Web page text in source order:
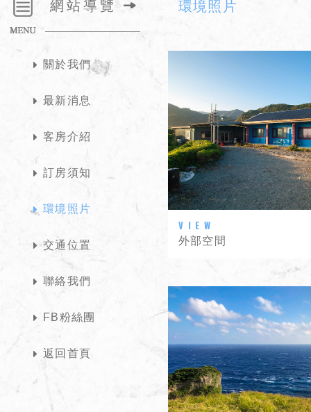
網站導覽
關於我們
最新消息
客房介紹
訂房須知
環境照片
交通位置
聯絡我們
FB粉絲團
返回首頁
環境照片
外部空間